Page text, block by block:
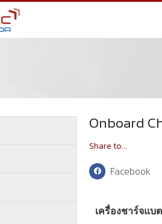
Onboard
Share to...
Facebook
เครื่องชาร์จแบ